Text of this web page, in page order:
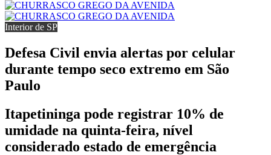
Interior de SP
Defesa Civil envia alertas por celular
durante tempo seco extremo em São
Paulo
Itapetininga pode registrar 10% de
umidade na quinta-feira, nível
considerado estado de emergência